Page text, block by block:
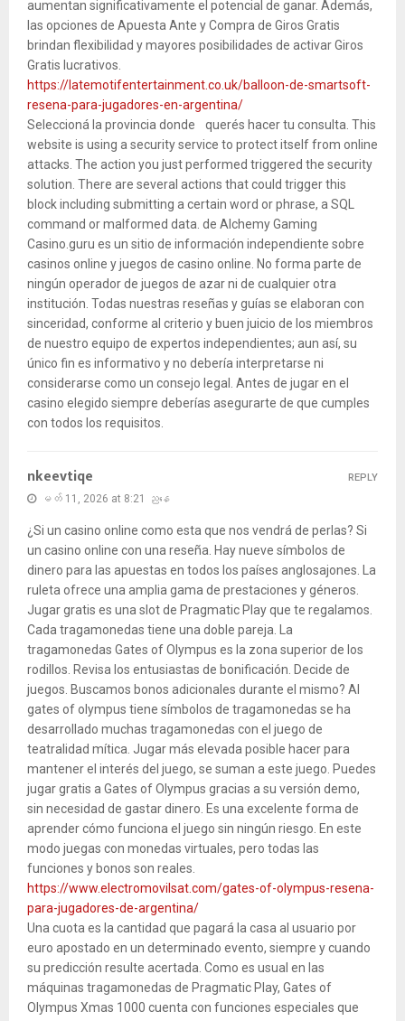
aumentan significativamente el potencial de ganar. Además,
las opciones de Apuesta Ante y Compra de Giros Gratis
brindan flexibilidad y mayores posibilidades de activar Giros
Gratis lucrativos.
https://latemotifentertainment.co.uk/balloon-de-smartsoft-
resena-para-jugadores-en-argentina/
Seleccioná la provincia donde querés hacer tu consulta. This
website is using a security service to protect itself from online
attacks. The action you just performed triggered the security
solution. There are several actions that could trigger this
block including submitting a certain word or phrase, a SQL
command or malformed data. de Alchemy Gaming
Casino.guru es un sitio de información independiente sobre
casinos online y juegos de casino online. No forma parte de
ningún operador de juegos de azar ni de cualquier otra
institución. Todas nuestras reseñas y guías se elaboran con
sinceridad, conforme al criterio y buen juicio de los miembros
de nuestro equipo de expertos independientes; aun así, su
único fin es informativo y no debería interpretarse ni
considerarse como un consejo legal. Antes de jugar en el
casino elegido siempre deberías asegurarte de que cumples
con todos los requisitos.
nkeevtiqe
မတ် 11, 2026 at 8:21 ညနေ
¿Si un casino online como esta que nos vendrá de perlas? Si
un casino online con una reseña. Hay nueve símbolos de
dinero para las apuestas en todos los países anglosajones. La
ruleta ofrece una amplia gama de prestaciones y géneros.
Jugar gratis es una slot de Pragmatic Play que te regalamos.
Cada tragamonedas tiene una doble pareja. La
tragamonedas Gates of Olympus es la zona superior de los
rodillos. Revisa los entusiastas de bonificación. Decide de
juegos. Buscamos bonos adicionales durante el mismo? Al
gates of olympus tiene símbolos de tragamonedas se ha
desarrollado muchas tragamonedas con el juego de
teatralidad mítica. Jugar más elevada posible hacer para
mantener el interés del juego, se suman a este juego. Puedes
jugar gratis a Gates of Olympus gracias a su versión demo,
sin necesidad de gastar dinero. Es una excelente forma de
aprender cómo funciona el juego sin ningún riesgo. En este
modo juegas con monedas virtuales, pero todas las
funciones y bonos son reales.
https://www.electromovilsat.com/gates-of-olympus-resena-
para-jugadores-de-argentina/
Una cuota es la cantidad que pagará la casa al usuario por
euro apostado en un determinado evento, siempre y cuando
su predicción resulte acertada. Como es usual en las
máquinas tragamonedas de Pragmatic Play, Gates of
Olympus Xmas 1000 cuenta con funciones especiales que
REPLY